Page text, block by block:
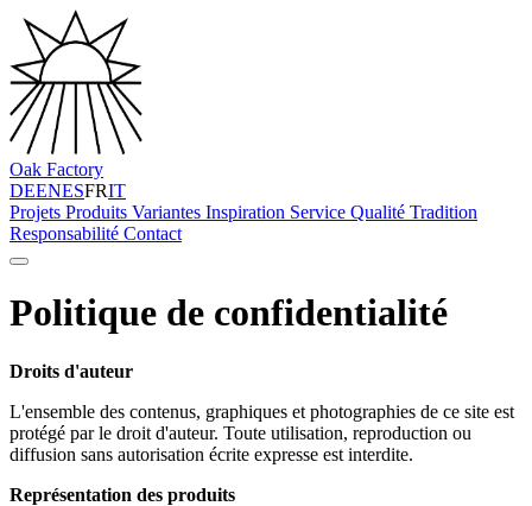
Oak Factory
DEENESFRIT
Projets Produits Variantes Inspiration Service Qualité Tradition
Responsabilité Contact
Politique de confidentialité
Droits d'auteur
L'ensemble des contenus, graphiques et photographies de ce site est
protégé par le droit d'auteur. Toute utilisation, reproduction ou
diffusion sans autorisation écrite expresse est interdite.
Représentation des produits